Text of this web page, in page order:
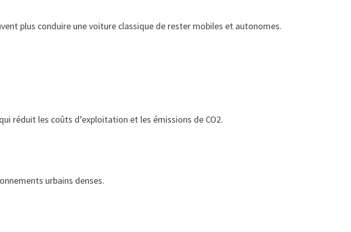
plus conduire une voiture classique de rester mobiles et autonomes.
réduit les coûts d’exploitation et les émissions de CO2.
urbains denses.